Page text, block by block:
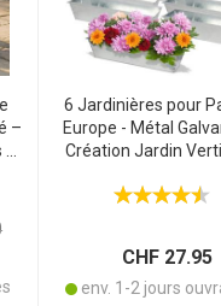
–
6 Jardinières pour
Europe - Métal
Création Jardin
38.5x13.5x8.5 cm
CHF 27.95
env. 1-2 jours